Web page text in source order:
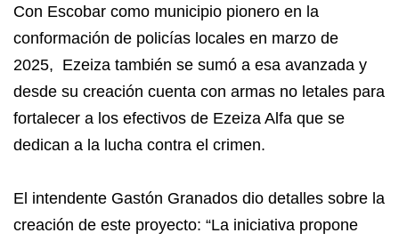
Con Escobar como municipio pionero en la
conformación de policías locales en marzo de
2025, Ezeiza también se sumó a esa avanzada y
desde su creación cuenta con armas no letales para
fortalecer a los efectivos de Ezeiza Alfa que se
dedican a la lucha contra el crimen.
El intendente Gastón Granados dio detalles sobre la
creación de este proyecto: “La iniciativa propone